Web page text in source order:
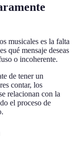
musicales es la falta
qué mensaje deseas
o incoherente.
de tener un
contar, los
relacionan con la
el proceso de